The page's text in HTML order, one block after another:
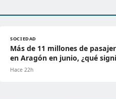
SOCIEDAD
Más de 11 millones de
en Aragón en junio, ¿qué
Hace 22h